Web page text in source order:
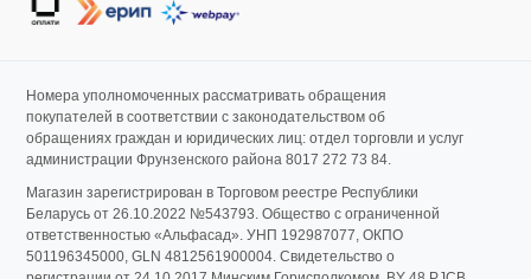
Номера уполномоченных рассматривать обращения
покупателей в соответствии с законодательством об
обращениях граждан и юридических лиц: отдел торговли и услуг
администрации Фрунзенского района 8017 272 73 84.
Магазин зарегистрирован в Торговом реестре Республики
Беларусь от 26.10.2022 №543793. Общество с ограниченной
ответственностью «Альфасад». УНП 192987077, ОКПО
501196345000, GLN 4812561900004. Свидетельство о